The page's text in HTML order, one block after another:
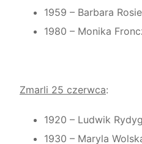
1959 – Barbara
1980 – Monika
Zmarli 25 czerwca:
1920 – Ludwik
1930 – Maryla